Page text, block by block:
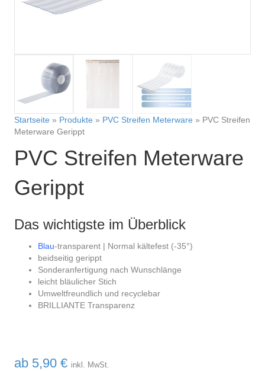
Startseite » Produkte » PVC Streifen Meterware » PVC Streifen
Meterware Gerippt
PVC Streifen Meterware
Gerippt
Das wichtigste im Überblick
Blau-transparent | Normal kältefest (-35°)
beidseitig gerippt
Sonderanfertigung nach Wunschlänge
leicht bläulicher Stich
Umweltfreundlich und recyclebar
BRILLIANTE Transparenz
ab 5,90 € inkl. MwSt.